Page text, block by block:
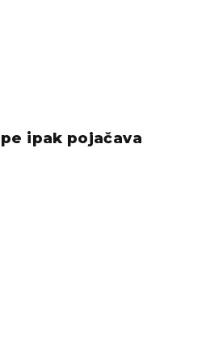
ipak pojačava